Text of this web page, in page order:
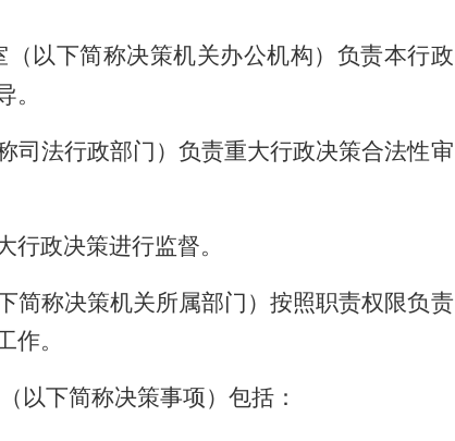
以下简称决策机关办公机构）负责本行政
司法行政部门）负责重大行政决策合法性审
政决策进行监督。
简称决策机关所属部门）按照职责权限负责
。
以下简称决策事项）包括：